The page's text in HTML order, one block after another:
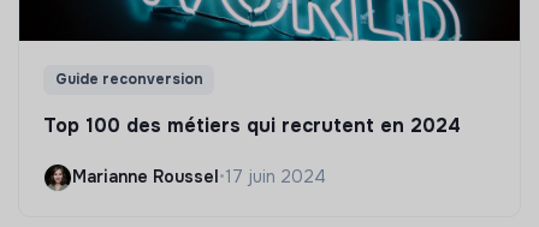
Guide reconversion
Top 100 des métiers qui recrutent en 2024
Marianne Roussel•17 juin 2024